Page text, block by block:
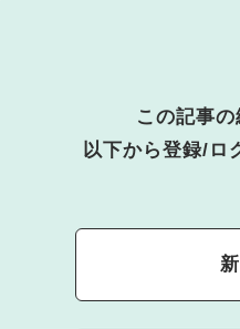
この記事の
以下から登録/ロ